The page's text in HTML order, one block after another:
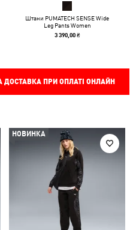
Штани PUMATECH SENSE Wide
Leg Pants Women
3 390,00 ₴
ПРИ ОПЛАТІ ОНЛАЙН
НОВИНКА